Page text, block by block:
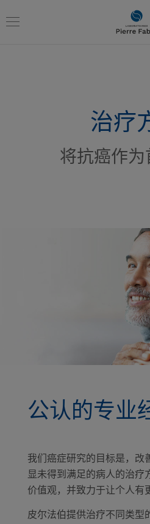
入
入
治疗
将抗癌作为
公认的专业
我们癌症研究的目标是，改
显未得到满足的病人的治疗
价值观，并致力于让个人有
皮尔法伯提供治疗不同类型